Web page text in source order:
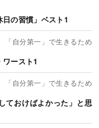
の習慣」ベスト1
「自分第一」で生きるため
ースト1
「自分第一」で生きるため
ておけばよかった」と思